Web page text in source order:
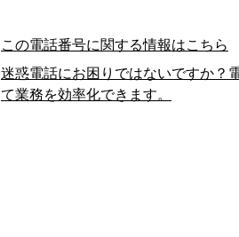
この電話番号に関する情報はこちら
迷惑電話にお困りではないですか？
て業務を効率化できます。